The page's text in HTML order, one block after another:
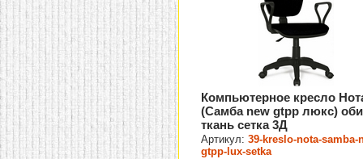
Компьютерное кресло
(Самба new gtpp люкс)
ткань сетка 3Д
Артикул:39-kreslo-nota-samba-
gtpp-lux-setka